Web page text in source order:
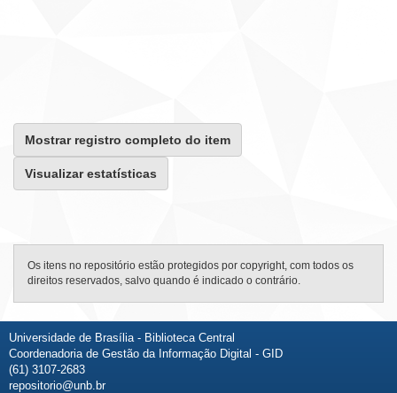
Mostrar registro completo do item
Visualizar estatísticas
Os itens no repositório estão protegidos por copyright, com todos os
direitos reservados, salvo quando é indicado o contrário.
Universidade de Brasília - Biblioteca Central
Coordenadoria de Gestão da Informação Digital - GID
(61) 3107-2683
repositorio@unb.br